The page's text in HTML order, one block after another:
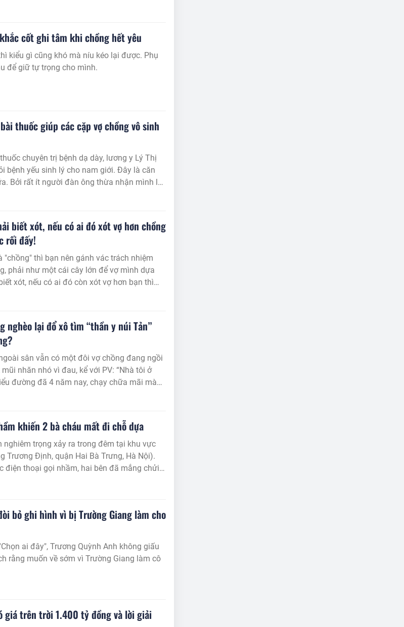
cốt ghi tâm khi chồng hết yêu
kiểu gì cũng khó mà níu kéo lại được. Phụ
để giữ tự trọng cho mình.
thuốc giúp các cặp vợ chồng vô sinh
chuyên trị bệnh dạ dày, lương y Lý Thị
bệnh yếu sinh lý cho nam giới. Đây là căn
Bởi rất ít người đàn ông thừa nhận mình là
chỉ cần người bệnh nói ra bệnh tình
biết xót, nếu có ai đó xót vợ hơn chồng
rối đấy!
"chồng" thì bạn nên gánh vác trách nhiệm
phải như một cái cây lớn để vợ mình dựa
xót, nếu có ai đó còn xót vợ hơn bạn thì
rắc rối đấy!
nghèo lại đổ xô tìm “thần y núi Tản”
sân vẫn có một đôi vợ chồng đang ngồi
nhăn nhó vì đau, kể với PV: “Nhà tôi ở
đường đã 4 năm nay, chạy chữa mãi mà
y Lý Thị Bích Huệ (ngụ xã Ba Vì, huyện Ba
chữa trị, lương y Huệ đang ăn cơm trong
ra ngay ấy mà”.
khiến 2 bà cháu mất đi chỗ dựa
nghiêm trọng xảy ra trong đêm tại khu vực
Trương Định, quận Hai Bà Trưng, Hà Nội).
điện thoại gọi nhầm, hai bên đã mắng chửi
“giải quyết”.
bỏ ghi hình vì bị Trường Giang làm cho
ai đây", Trương Quỳnh Anh không giấu
rằng muốn về sớm vì Trường Giang làm cô
giá trên trời 1.400 tỷ đồng và lời giải